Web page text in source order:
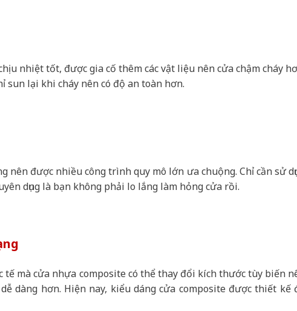
nhiệt tốt, được gia cố thêm các vật liệu nên cửa chậm cháy
sun lại khi cháy nên có độ an toàn hơn.
nên được nhiều công trình quy mô lớn ưa chuộng. Chỉ cần sử
dụng là bạn không phải lo lắng làm hỏng cửa rồi.
mà cửa nhựa composite có thể thay đổi kích thước tùy biến
dàng hơn. Hiện nay, kiểu dáng cửa composite được thiết kế